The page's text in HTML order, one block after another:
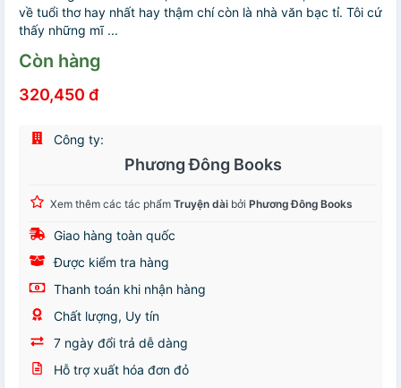
về tuổi thơ hay nhất hay thậm chí còn là nhà văn bạc tỉ. Tôi cứ
thấy những mĩ ...
Còn hàng
320,450 đ
Công ty:
Phương Đông Books
Xem thêm các tác phẩm Truyện dài bởi Phương Đông Books
Giao hàng toàn quốc
Được kiểm tra hàng
Thanh toán khi nhận hàng
Chất lượng, Uy tín
7 ngày đổi trả dễ dàng
Hỗ trợ xuất hóa đơn đỏ